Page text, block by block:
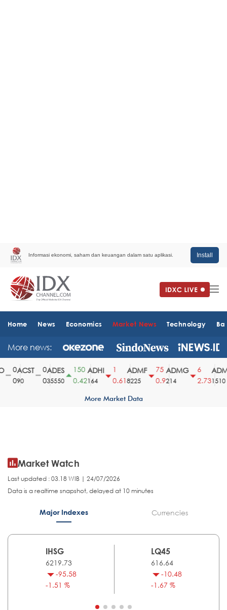
Informasi ekonomi, saham dan keuangan dalam satu aplikasi. Install
Home News Economics Market News Technology
More news:
ACST
90
ADES
35550
150
0.42
ADHI
164
0.61
ADMF
8225
75
0.9
ADMG
214
2.73
ADMR
1510
More Market Data
Market Watch
Last updated : 03.18 WIB | 24/07/2026
Data is a realtime snapshot, delayed at 10 minutes
Major Indexes Currencies
IHSG
6219.73
-95.58
-1.51 %
LQ45
616.64
-10.48
-1.67 %